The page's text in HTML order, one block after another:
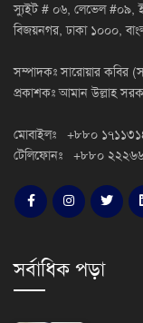
স্যুইট # ০৬, লেভেল #০৯,
বিজয়নগর, ঢাকা ১০০০,
সম্পাদকঃ সারোয়ার কবির
প্রকাশকঃ আমান উল্লাহ
মোবাইলঃ +৮৮০
টেলিফোনঃ +৮৮০
সর্বাধিক পড়া